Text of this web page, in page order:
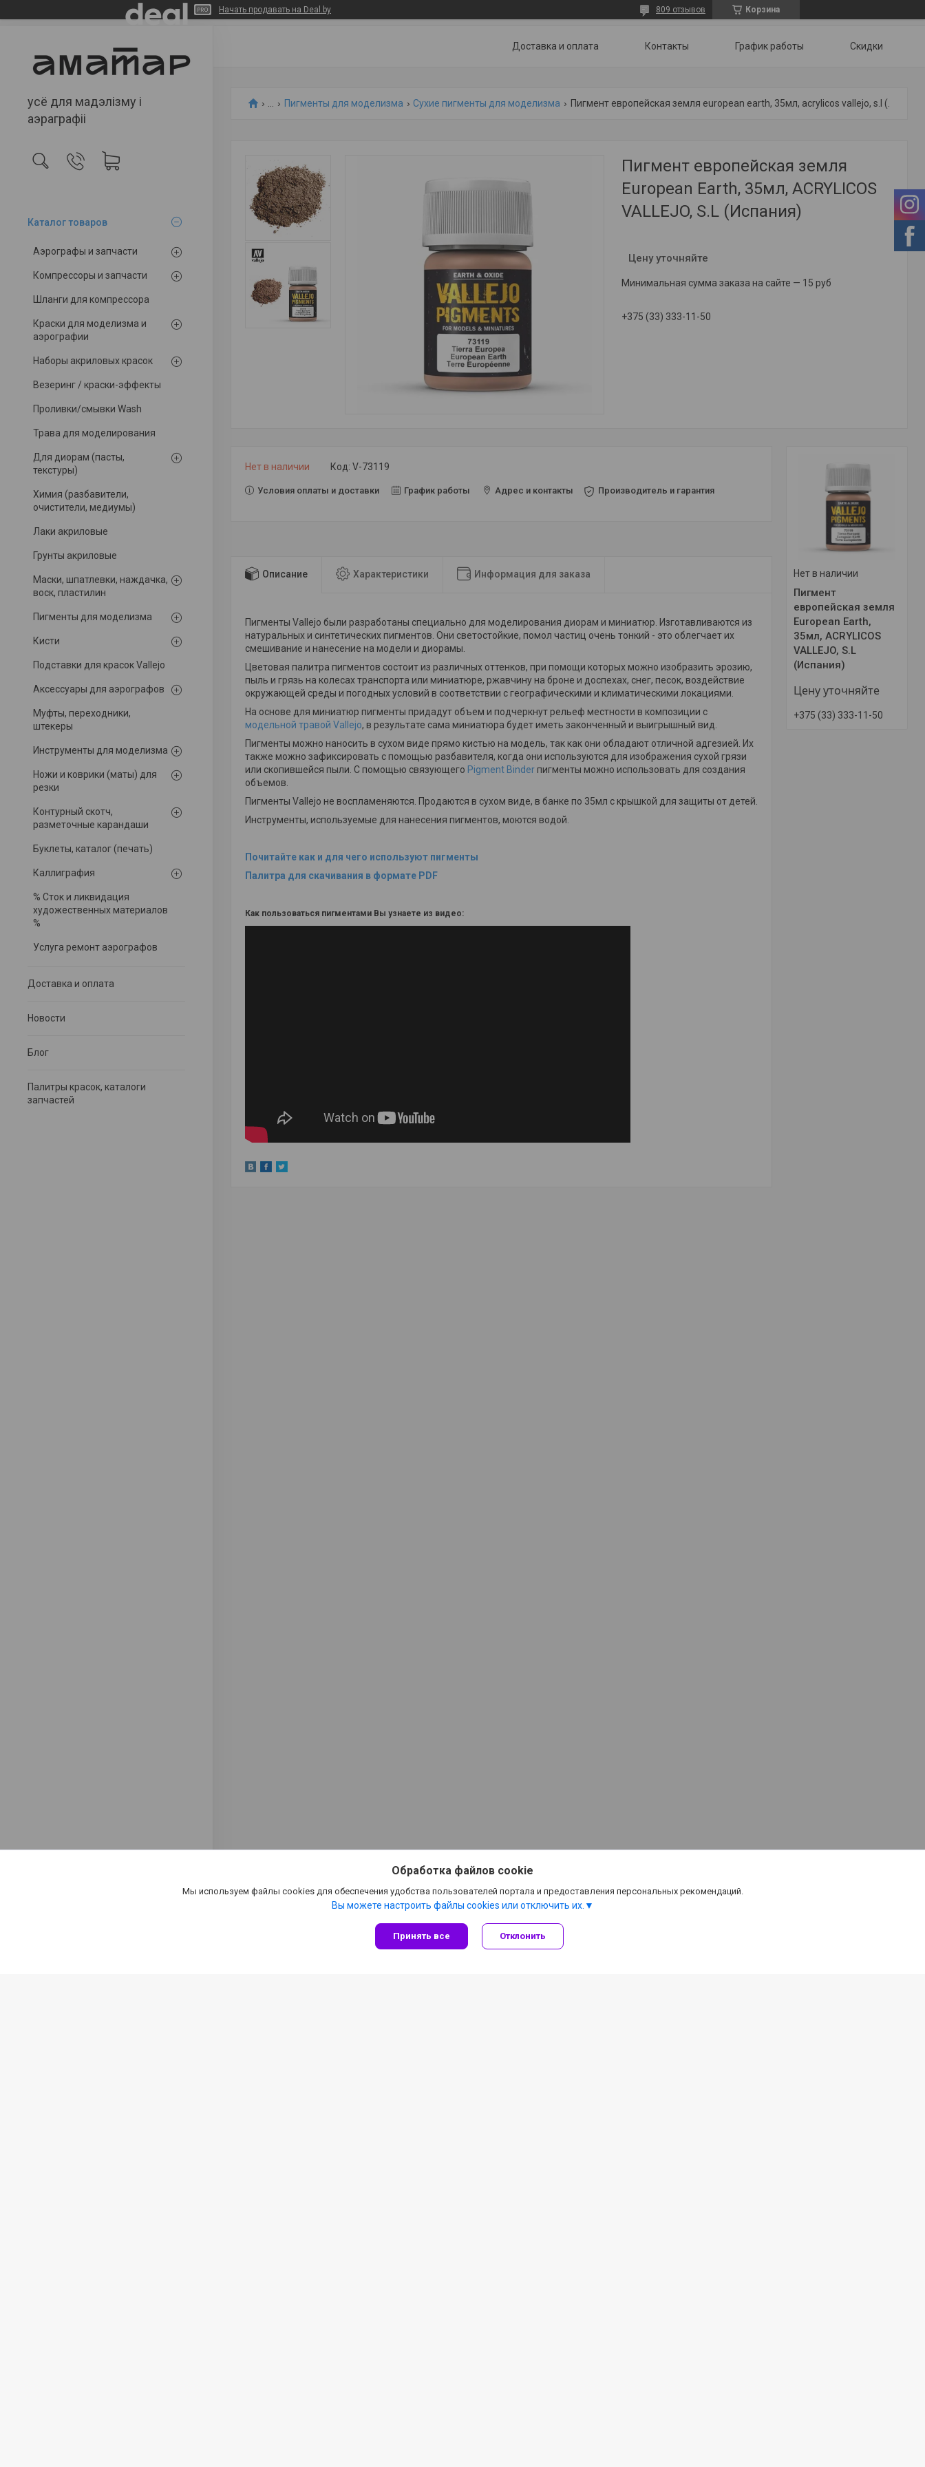
Начать продавать на Deal.by Корзина
809 отзывов
усё для мадэлізму і
аэраграфіі
Каталог товаров
Аэрографы и запчасти
Компрессоры и запчасти
Шланги для компрессора
Краски для моделизма и
аэрографии
Наборы акриловых красок
Везеринг / краски-эффекты
Проливки/смывки Wash
Трава для моделирования
Для диорам (пасты,
текстуры)
Химия (разбавители,
очистители, медиумы)
Лаки акриловые
Грунты акриловые
Маски, шпатлевки, наждачка,
воск, пластилин
Пигменты для моделизма
Кисти
Подставки для красок Vallejo
Аксессуары для аэрографов
Муфты, переходники,
штекеры
Инструменты для моделизма
Ножи и коврики (маты) для
резки
Контурный скотч,
разметочные карандаши
Буклеты, каталог (печать)
Каллиграфия
% Сток и ликвидация
художественных материалов
%
Услуга ремонт аэрографов
Доставка и оплата
Новости
Блог
Палитры красок, каталоги
запчастей
Доставка и оплата Контакты График работы Скидки
Пигменты для моделизма Сухие пигменты для моделизма
Пигмент европейская земля
European Earth, 35мл, ACRYLICOS
VALLEJO, S.L (Испания)
Цену уточняйте
Минимальная сумма заказа на сайте — 15 руб
+375 (33) 333-11-50
Нет в наличии
Пигмент
европейская земля
European Earth,
35мл, ACRYLICOS
VALLEJO, S.L
(Испания)
Цену уточняйте
+375 (33) 333-11-50
Нет в наличии Код: V-73119
Условия оплаты и доставки График работы Адрес и контакты Производитель и гарантия
Описание Характеристики Информация для заказа
Пигменты Vallejo были разработаны специально для моделирования диорам и миниатюр. Изготавливаются из
натуральных и синтетических пигментов. Они светостойкие, помол частиц очень тонкий - это облегчает их
смешивание и нанесение на модели и диорамы.
Цветовая палитра пигментов состоит из различных оттенков, при помощи которых можно изобразить эрозию,
пыль и грязь на колесах транспорта или миниатюре, ржавчину на броне и доспехах, снег, песок, воздействие
окружающей среды и погодных условий в соответствии с географическими и климатическими локациями.
На основе для миниатюр пигменты придадут объем и подчеркнут рельеф местности в композиции с
модельной травой Vallejo, в результате сама миниатюра будет иметь законченный и выигрышный вид.
Пигменты можно наносить в сухом виде прямо кистью на модель, так как они обладают отличной адгезией. Их
также можно зафиксировать с помощью разбавителя, когда они используются для изображения сухой грязи
или скопившейся пыли. С помощью связующего Pigment Binderпигменты можно использовать для создания
объемов.
Пигменты Vallejo не воспламеняются. Продаются в сухом виде, в банке по 35мл с крышкой для защиты от детей.
Инструменты, используемые для нанесения пигментов, моются водой.
Почитайте как и для чего используют пигменты
Палитра для скачивания в формате PDF
Как пользоваться пигментами Вы узнаете из видео:
Обработка файлов cookie
Мы используем файлы cookies для обеспечения удобства пользователей портала и предоставления персональных рекомендаций.
Вы можете настроить файлы cookies или отключить их.
Принять все Отклонить